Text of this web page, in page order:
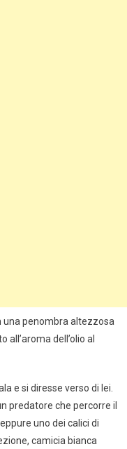
una penombra altezzosa
dell’olio al
e si diresse verso di lei.
predatore che percorre il
uno dei calici di
camicia bianca